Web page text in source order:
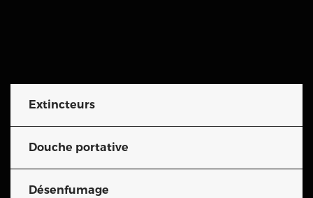
Extincteurs
Douche portative
Désenfumage